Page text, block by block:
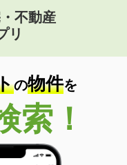
不動産
リ
の物件を
索！